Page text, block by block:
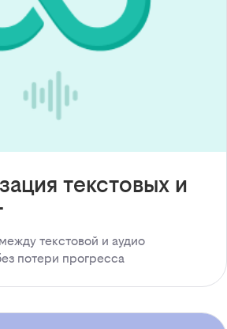
текстовых и
текстовой и аудио
потери прогресса